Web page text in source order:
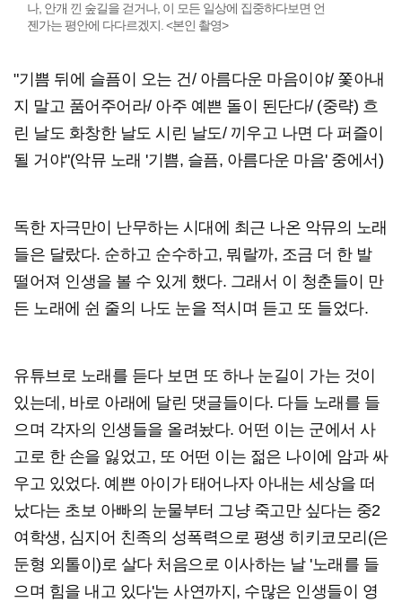
나, 안개 낀 숲길을 걷거나, 이 모든 일상에 집중하다보면 언
젠가는 평안에 다다르겠지. <본인 촬영>
"기쁨 뒤에 슬픔이 오는 건/ 아름다운 마음이야/ 쫓아내
지 말고 품어주어라/ 아주 예쁜 돌이 된단다/ (중략) 흐
린 날도 화창한 날도 시린 날도/ 끼우고 나면 다 퍼즐이
될 거야"(악뮤 노래 '기쁨, 슬픔, 아름다운 마음' 중에서)
독한 자극만이 난무하는 시대에 최근 나온 악뮤의 노래
들은 달랐다. 순하고 순수하고, 뭐랄까, 조금 더 한 발
떨어져 인생을 볼 수 있게 했다. 그래서 이 청춘들이 만
든 노래에 쉰 줄의 나도 눈을 적시며 듣고 또 들었다.
유튜브로 노래를 듣다 보면 또 하나 눈길이 가는 것이
있는데, 바로 아래에 달린 댓글들이다. 다들 노래를 들
으며 각자의 인생들을 올려놨다. 어떤 이는 군에서 사
고로 한 손을 잃었고, 또 어떤 이는 젊은 나이에 암과 싸
우고 있었다. 예쁜 아이가 태어나자 아내는 세상을 떠
났다는 초보 아빠의 눈물부터 그냥 죽고만 싶다는 중2
여학생, 심지어 친족의 성폭력으로 평생 히키코모리(은
둔형 외톨이)로 살다 처음으로 이사하는 날 '노래를 들
으며 힘을 내고 있다'는 사연까지, 수많은 인생들이 영